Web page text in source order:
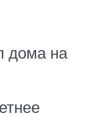
дома на